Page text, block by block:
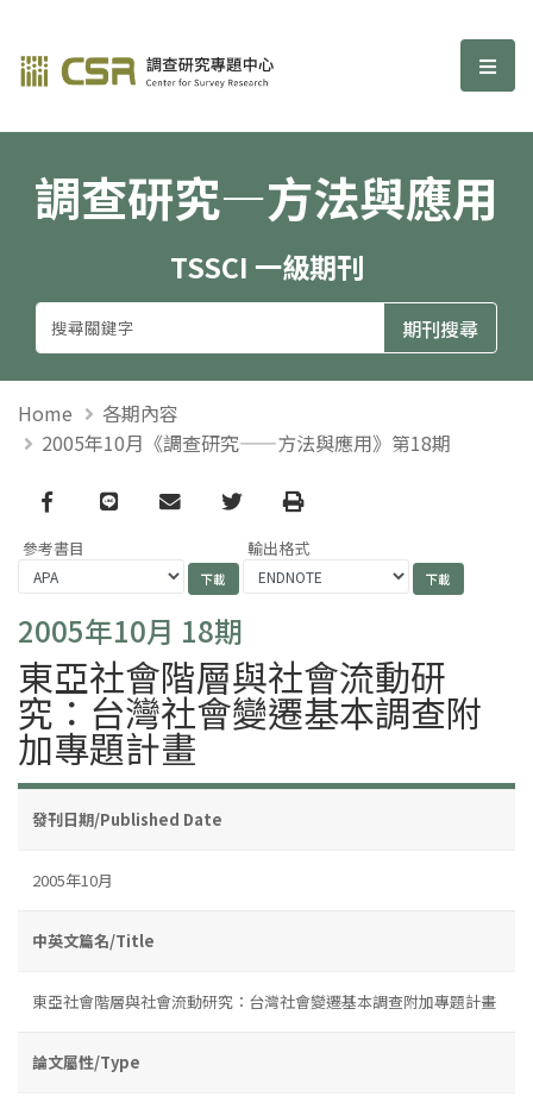
調查研究—方法與應用期刊 選
調查研究—方法與應用
TSSCI 一級期刊
Home
各期內容
2005年10月《調查研究——方法與應用》第18期
Facebook
line email TwitterPrint
參考書目 輸出格式
2005年10月 18期
東亞社會階層與社會流動研
究：台灣社會變遷基本調查附
加專題計畫
發刊日期/Published Date
2005年10月
中英文篇名/Title
東亞社會階層與社會流動研究：台灣社會變遷基本調查附加專題計畫
論文屬性/Type